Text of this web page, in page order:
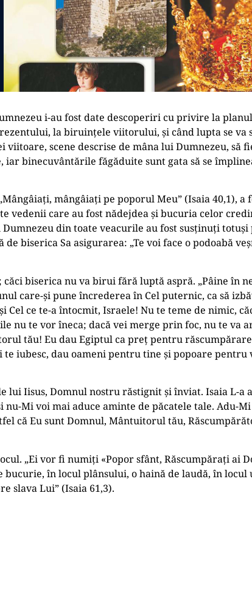
i-au fost date descoperiri cu privire la
la biruinţele viitorului, și când lupta se va
scene descrise de mâna lui Dumnezeu, să
binecuvântările făgăduite sunt gata să se
mângâiaţi pe poporul Meu” (Isaia 40,1), a
vedenii care au fost nădejdea și bucuria celor
din toate veacurile au fost susţinuţi
biserica Sa asigurarea: „Te voi face o podoabă
biserica nu va birui fără luptă aspră. „Pâine în
care-și pune încrederea în Cel puternic, ca să
ce te-a întocmit, Israele! Nu te teme de nimic,
nu te vor îneca; dacă vei merge prin foc, nu te va
tău! Eu dau Egiptul ca preţ pentru
iubesc, dau oameni pentru tine și popoare pentru
Iisus, Domnul nostru răstignit și înviat. Isaia L-a
Mi voi mai aduce aminte de păcatele tale. Adu-
că Eu sunt Domnul, Mântuitorul tău,
„Ei vor fi numiţi «Popor sfânt, Răscumpăraţi ai
bucurie, în locul plânsului, o haină de laudă, în
slava Lui” (Isaia 61,3).